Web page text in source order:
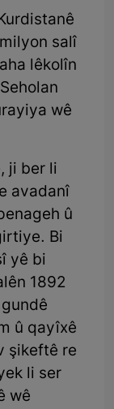
salî
lêkolîn
wê
ji ber li
avadanî
û
Bi
yê bi
1892
û qayîxê
şikeftê re
li ser
wê